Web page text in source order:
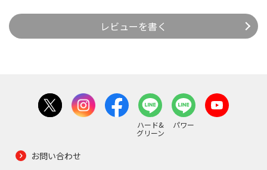
レビューを書く
ハード&
グリーン
パワー
お問い合わせ